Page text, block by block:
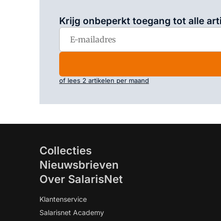
Krijg onbeperkt toegang tot alle
of lees 2 artikelen per maand
Collecties
Nieuwsbrieven
Over SalarisNet
Klantenservice
Salarisnet Academy